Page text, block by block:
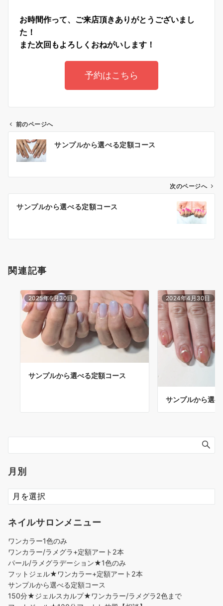
お時間作って、ご来店頂きありがとうございまし
た！
また次回もよろしくおねがいします！
予約はこちら
前のページへ
サンプルから選べる定額コース
次のページへ
サンプルから選べる定額コース
関連記事
2025年6月30日
サンプルから選べる定額コース
2024年4月30日
サンプルから選
月別
ネイルサロンメニュー
ワンカラー1色のみ
ワンカラー/ラメグラ+定額アート2本
パール/ラメグラデーション★1色のみ
フットジェル★ワンカラー+定額アート2本
サンプルから選べる定額コース
150分★ジェルスカルプ★ワンカラー/ラメグラ2色まで